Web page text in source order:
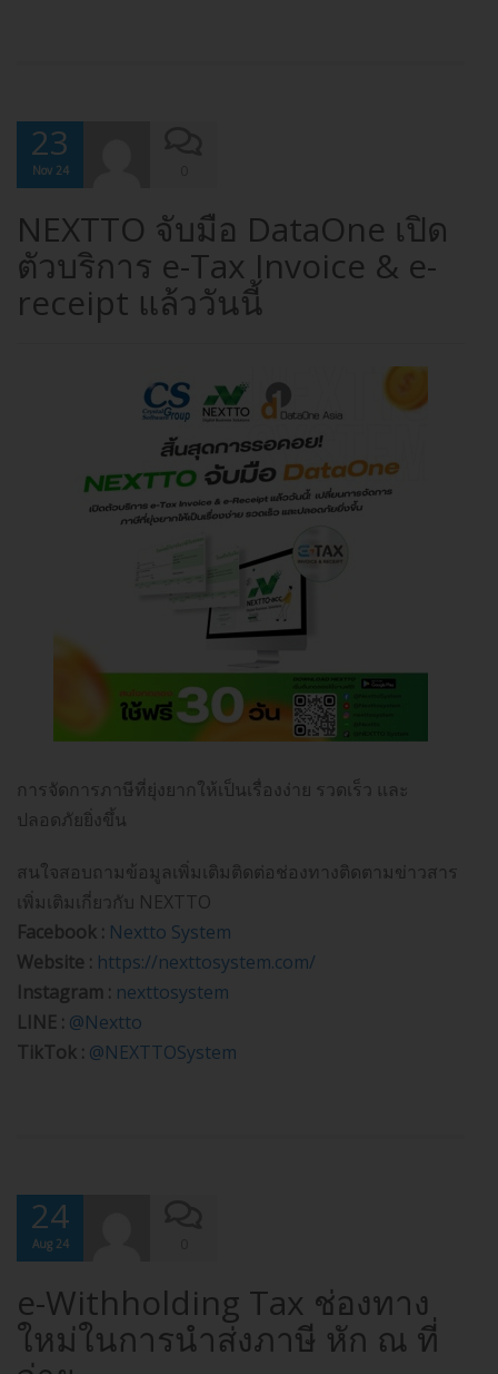
23
Nov 24
NEXTTO จับมือ DataOne เปิด
ตัวบริการ e-Tax Invoice & e-
receipt แล้ววันนี้
การจัดการภาษีที่ยุ่งยากให้เป็นเรื่องง่าย รวดเร็ว และ
ปลอดภัยยิ่งขึ้น
สนใจสอบถามข้อมูลเพิ่มเติมติดต่อช่องทางติดตามข่าวสาร
เพิ่มเติมเกี่ยวกับ NEXTTO
Facebook : Nextto System
Website : https://nexttosystem.com/
Instagram : nexttosystem
LINE : @Nextto
TikTok : @NEXTTOSystem
24
Aug 24
e-With​holding Tax ช่องทาง
ใหม่ในการนำส่งภาษี หัก ณ ที่